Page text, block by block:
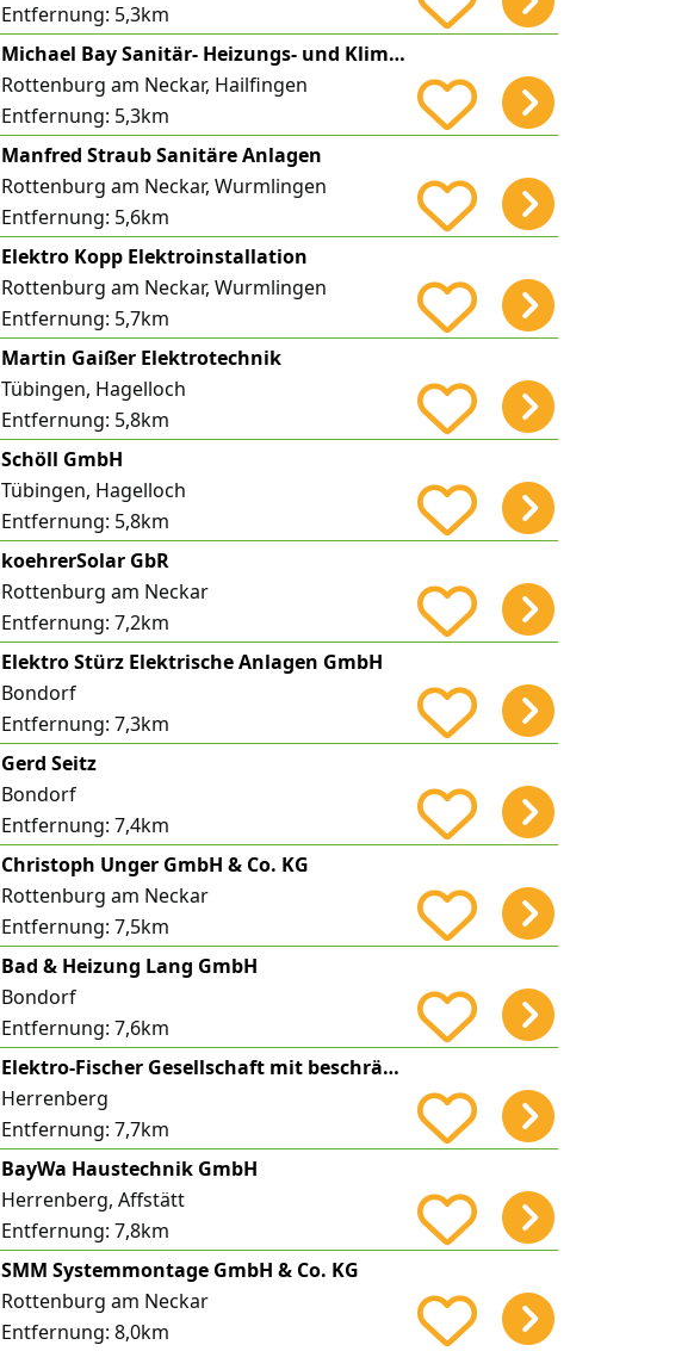
Entfernung: 5,3km
Michael Bay Sanitär- Heizungs- und Klimatechnik
Rottenburg am Neckar, Hailfingen
Entfernung: 5,3km
Manfred Straub Sanitäre Anlagen
Rottenburg am Neckar, Wurmlingen
Entfernung: 5,6km
Elektro Kopp Elektroinstallation
Rottenburg am Neckar, Wurmlingen
Entfernung: 5,7km
Martin Gaißer Elektrotechnik
Tübingen, Hagelloch
Entfernung: 5,8km
Schöll GmbH
Tübingen, Hagelloch
Entfernung: 5,8km
koehrerSolar GbR
Rottenburg am Neckar
Entfernung:7,2km
Elektro Stürz Elektrische Anlagen GmbH
Bondorf
Entfernung:7,3km
Gerd Seitz
Bondorf
Entfernung:7,4km
Christoph Unger GmbH & Co. KG
Rottenburg am Neckar
Entfernung:7,5km
Bad & Heizung Lang GmbH
Bondorf
Entfernung:7,6km
Elektro-Fischer Gesellschaft mit beschränkter Haftung
Herrenberg
Entfernung:7,7km
BayWa Haustechnik GmbH
Herrenberg, Affstätt
Entfernung:7,8km
SMM Systemmontage GmbH & Co. KG
Rottenburg am Neckar
Entfernung:8,0km